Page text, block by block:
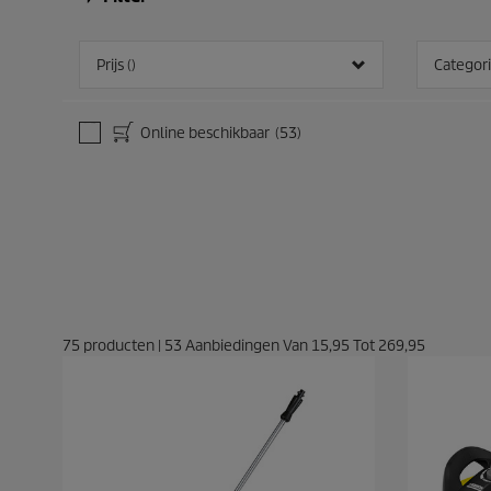
Prijs ()
Online beschikbaar (53)
75 producten | 53 Aanbiedingen Van 15,95 Tot 269,95